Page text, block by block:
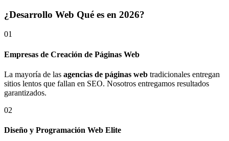
¿Desarrollo Web Qué es en 2026?
01
Empresas de Creación de Páginas Web
La mayoría de las agencias de páginas web tradicionales entregan
sitios lentos que fallan en SEO. Nosotros entregamos resultados
garantizados.
02
Diseño y Programación Web Elite